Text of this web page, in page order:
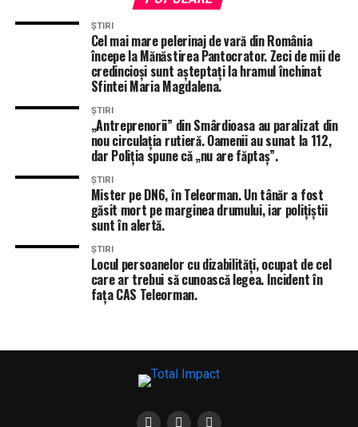
URMĂTORUL ARTICOL
Proiect de lege! Amenzi de 20.000 de lei pentru „lipsă
de respect” față de funcționari. Dar cine îi amendează
pe funcționarii care batjocoresc cetățenii?
Podul Giurgiu-Ruse, blocat o zi întreagă! Românii sunt
avertizați să-și schimbe traseul!
ȘTIRI
Cel mai mare pelerinaj de vară din România
începe la Mănăstirea Pantocrator. Zeci de mii de
credincioși sunt așteptați la hramul închinat
Sfintei Maria Magdalena.
ȘTIRI
„Antreprenorii” din Smârdioasa au paralizat din
nou circulația rutieră. Oamenii au sunat la 112,
dar Poliția spune că „nu are făptaș”.
ȘTIRI
Mister pe DN6, în Teleorman. Un tânăr a fost
găsit mort pe marginea drumului, iar polițiștii
sunt în alertă.
ȘTIRI
Locul persoanelor cu dizabilități, ocupat de cel
care ar trebui să cunoască legea. Incident în
fața CAS Teleorman.